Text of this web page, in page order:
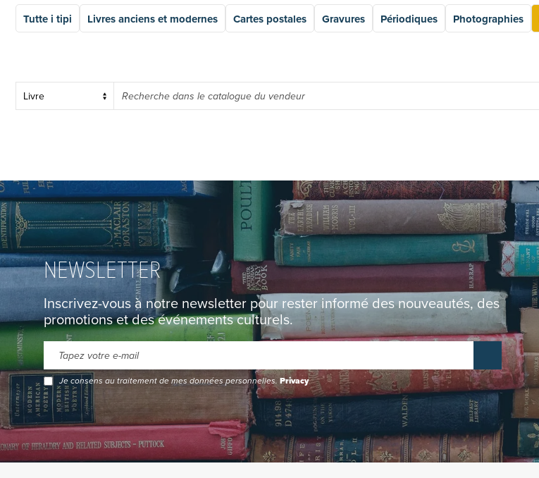
Tutte i tipi Livres anciens et modernes Cartes postales Gravures Périodiques Photographies
NEWSLETTER
Inscrivez-vous à notre newsletter pour rester informé des nouveautés, des
promotions et des événements culturels.
Je consens au traitement de mes données personnelles.Privacy